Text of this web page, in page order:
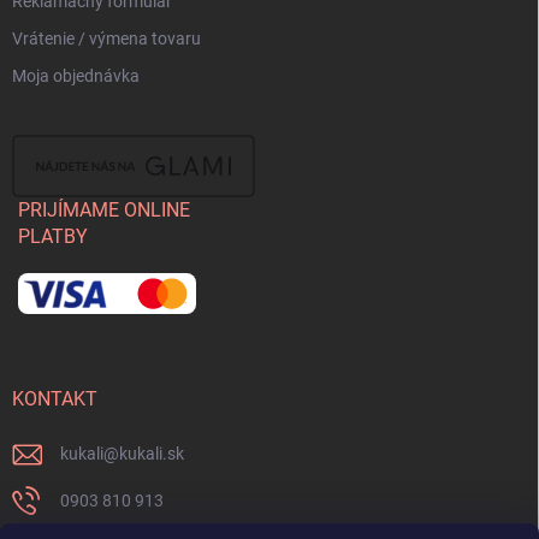
Vrátenie / výmena tovaru
Moja objednávka
PRIJÍMAME ONLINE
PLATBY
KONTAKT
kukali@kukali.sk
0903 810 913